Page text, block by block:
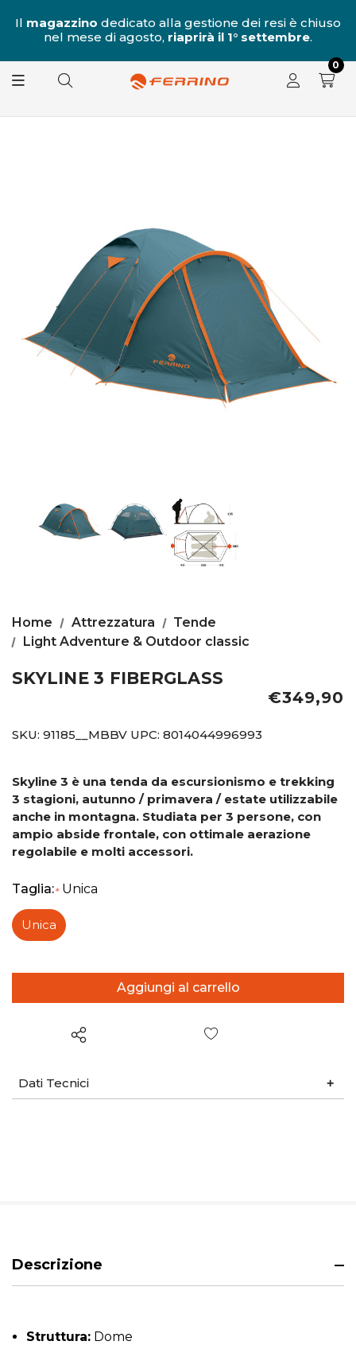
Il magazzino dedicato alla gestione dei resi è chiuso
nel mese di agosto, riaprirà il 1° settembre.
0
Home Attrezzatura
Tende
Light Adventure & Outdoor classic
SKYLINE 3 FIBERGLASS
€349,90
SKU: 91185__MBBV UPC: 8014044996993
Skyline 3 è una tenda da escursionismo e trekking
3 stagioni, autunno / primavera / estate utilizzabile
anche in montagna. Studiata per 3 persone, con
ampio abside frontale, con ottimale aerazione
regolabile e molti accessori.
Taglia:* Unica
Unica
Dati Tecnici
Descrizione
Struttura: Dome